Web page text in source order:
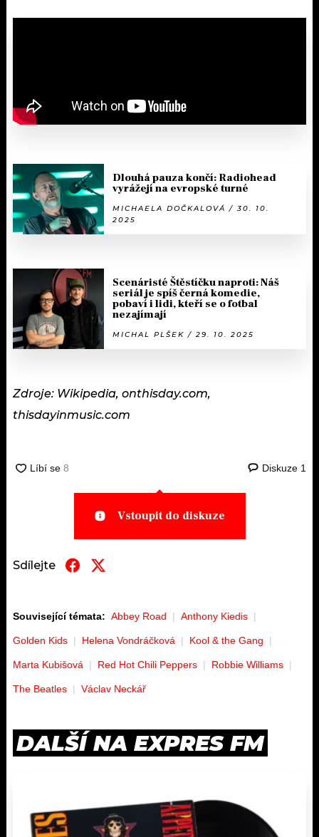
Dlouhá pauza končí: Radiohead
vyrážejí na evropské turné
MICHAELA DOČKALOVÁ / 30. 10.
2025
Scenáristé Štěstíčku naproti: Náš
seriál je spíš černá komedie,
pobaví i lidi, kteří se o fotbal
nezajímají
MICHAL PLŠEK / 29. 10. 2025
Zdroje: Wikipedia, onthisday.com,
thisdayinmusic.com
Diskuze 1
Vstoupit do diskuze
Sdílejte
Související témata: Abbey Road Anthony Kiedis
Golden Kids Helena Vondráčková Kool & the Gang
Marta Kubišová Red Hot Chili Peppers Robbie Williams
The Beatles Václav Neckář
DALŠÍ NA EXPRES FM